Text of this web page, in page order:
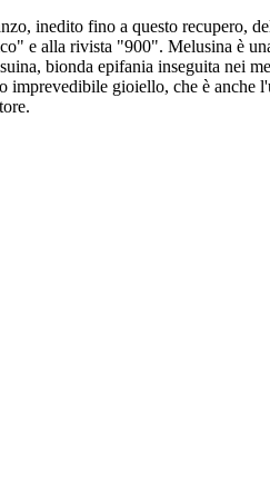
inedito fino a questo recupero,
e alla rivista "900". Melusina è
bionda epifania inseguita nei
imprevedibile gioiello, che è